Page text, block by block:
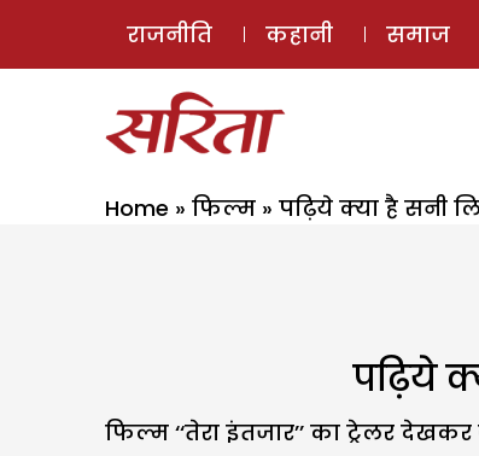
राजनीति कहानी समाज
Home » फिल्म » पढ़िये क्या है सनी
पढ़िये
फिल्म ‘‘तेरा इंतजार’’ का ट्रेलर